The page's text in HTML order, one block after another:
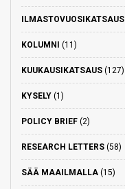
ILMASTOVUOSIKATSAUS
KOLUMNI (11)
KUUKAUSIKATSAUS (127)
KYSELY (1)
POLICY BRIEF (2)
RESEARCH LETTERS (58)
SÄÄ MAAILMALLA (15)